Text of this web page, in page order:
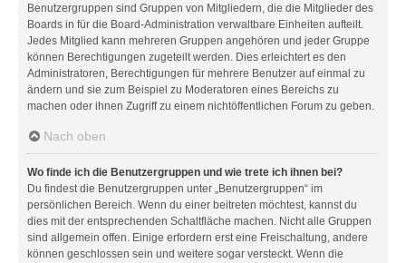
Benutzergruppen sind Gruppen von Mitgliedern, die die Mitglieder des
Boards in für die Board-Administration verwaltbare Einheiten aufteilt.
Jedes Mitglied kann mehreren Gruppen angehören und jeder Gruppe
können Berechtigungen zugeteilt werden. Dies erleichtert es den
Administratoren, Berechtigungen für mehrere Benutzer auf einmal zu
ändern und sie zum Beispiel zu Moderatoren eines Bereichs zu
machen oder ihnen Zugriff zu einem nichtöffentlichen Forum zu geben.
Nach oben
Wo finde ich die Benutzergruppen und wie trete ich ihnen bei?
Du findest die Benutzergruppen unter „Benutzergruppen“ im
persönlichen Bereich. Wenn du einer beitreten möchtest, kannst du
dies mit der entsprechenden Schaltfläche machen. Nicht alle Gruppen
sind allgemein offen. Einige erfordern erst eine Freischaltung, andere
können geschlossen sein und weitere sogar versteckt. Wenn die